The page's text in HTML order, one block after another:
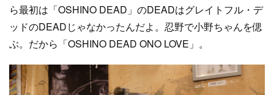
ら最初は「OSHINO DEAD」のDEADはグレイトフル・デ
ッドのDEADじゃなかったんだよ。忍野で小野ちゃんを偲
ぶ。だから「OSHINO DEAD ONO LOVE」。